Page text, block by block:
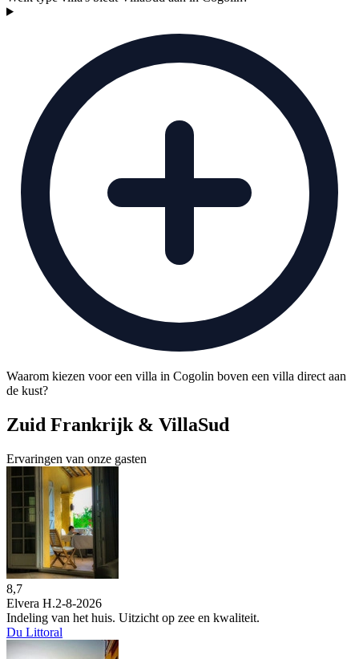
Waarom kiezen voor een villa in Cogolin boven een villa direct aan
de kust?
Zuid Frankrijk & VillaSud
Ervaringen van onze gasten
8,7
Elvera H.2-8-2026
Indeling van het huis. Uitzicht op zee en kwaliteit.
Du Littoral